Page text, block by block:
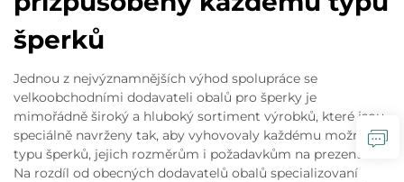
šperků
Jednou z nejvýznamnějších výhod spolupráce se
velkoobchodními dodavateli obalů pro šperky je
mimořádně široký a hluboký sortiment výrobků, které jsou
speciálně navrženy tak, aby vyhovovaly každému možnému
typu šperků, jejich rozměrům i požadavkům na prezentaci.
Na rozdíl od obecných dodavatelů obalů specializovaní